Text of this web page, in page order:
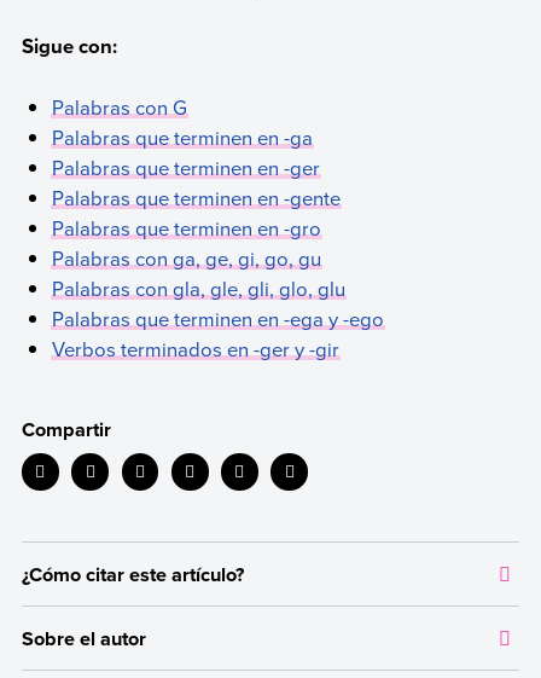
Sigue con:
Palabras con G
Palabras que terminen en -ga
Palabras que terminen en -ger
Palabras que terminen en -gente
Palabras que terminen en -gro
Palabras con ga, ge, gi, go, gu
Palabras con gla, gle, gli, glo, glu
Palabras que terminen en -ega y -ego
Verbos terminados en -ger y -gir
Compartir
¿Cómo citar este artículo?
dar crédito a los autores correspondientes y evitar incurrir en
plagio. Además, permite a los lectores acceder a las fuentes
Sobre el autor